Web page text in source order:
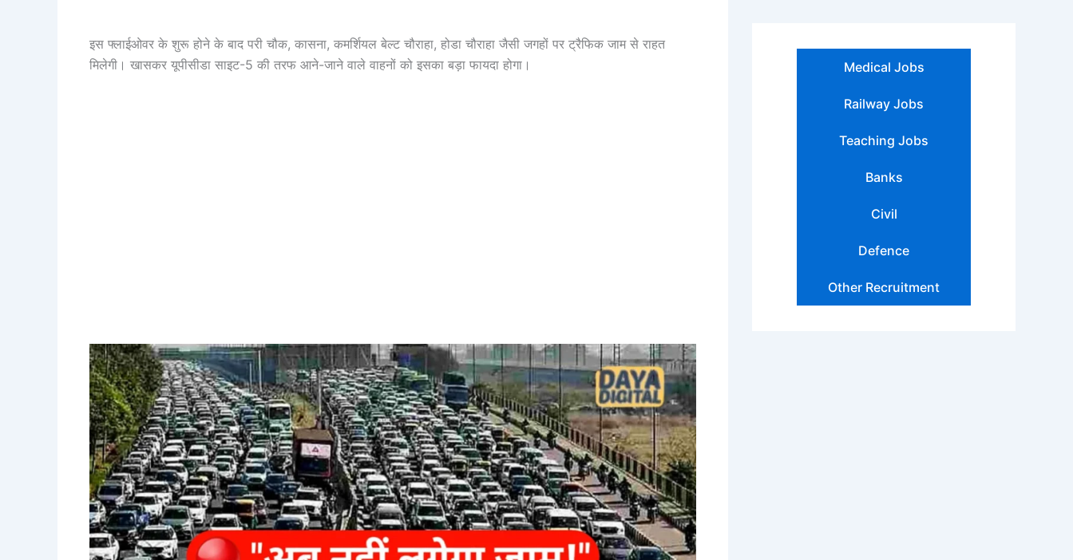
इस फ्लाईओवर के शुरू होने के बाद परी चौक, कासना, कमर्शियल बेल्ट चौराहा, होडा चौराहा जैसी जगहों पर ट्रैफिक जाम से राहत
मिलेगी। खासकर यूपीसीडा साइट-5 की तरफ आने-जाने वाले वाहनों को इसका बड़ा फायदा होगा।
Medical Jobs
Railway Jobs
Teaching Jobs
Banks
Civil
Defence
Other Recruitment